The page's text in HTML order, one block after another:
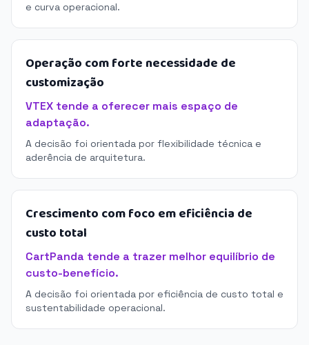
e curva operacional.
Operação com forte necessidade de
customização
VTEX tende a oferecer mais espaço de
adaptação.
A decisão foi orientada por flexibilidade técnica e
aderência de arquitetura.
Crescimento com foco em eficiência de
custo total
CartPanda tende a trazer melhor equilíbrio de
custo-benefício.
A decisão foi orientada por eficiência de custo total e
sustentabilidade operacional.